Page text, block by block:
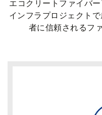
エコクリートファイバ
インフラプロジェクト
者に信頼されるフ